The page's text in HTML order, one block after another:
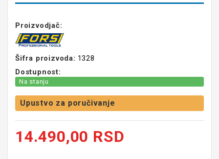
Proizvodjač:
Šifra proizvoda: 1328
Dostupnost:
Na stanju
Upustvo za poručivanje
14.490,00 RSD